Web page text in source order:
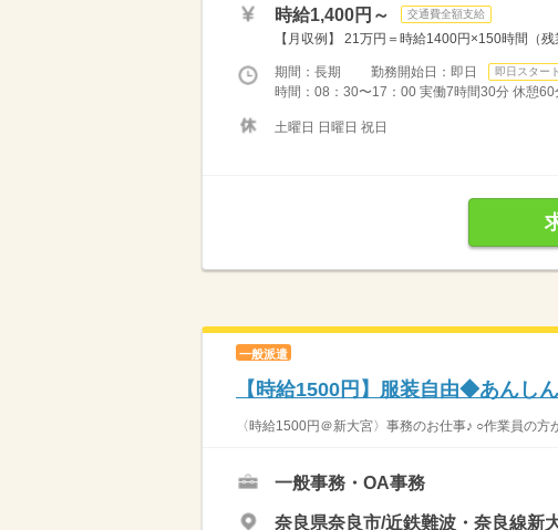
時給1,400円～ 交通費全額支給
【月収例】 21万円＝時給1400円×150時間（
期間：長期 勤務開始日：即日 即日スタート
時間：08：30〜17：00 実働7時間30分 休憩60
土曜日 日曜日 祝日
一般派遣
【時給1500円】服装自由◆あんし
〈時給1500円＠新大宮〉事務のお仕事♪ ○作業員の
一般事務・OA事務
奈良県奈良市/近鉄難波・奈良線新